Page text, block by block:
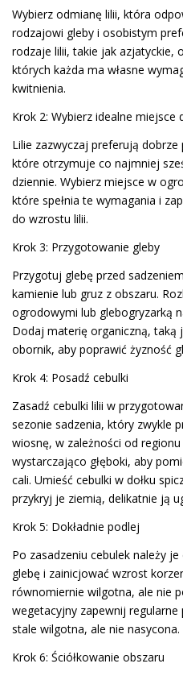
Wybierz odmianę lilii, która
rodzajowi gleby i osobistym
rodzaje lilii, takie jak azjatyckie,
których każda ma własne
kwitnienia.
Krok 2: Wybierz idealne miejsce
Lilie zazwyczaj preferują
które otrzymuje co najmniej
dziennie. Wybierz miejsce w
które spełnia te wymagania i
do wzrostu lilii.
Krok 3: Przygotowanie gleby
Przygotuj glebę przed
kamienie lub gruz z obszaru.
ogrodowymi lub glebogryzarką
Dodaj materię organiczną, taką
obornik, aby poprawić żyzność
Krok 4: Posadź cebulki
Zasadź cebulki lilii w
sezonie sadzenia, który zwykle
wiosnę, w zależności od
wystarczająco głęboki, aby
cali. Umieść cebulki w dołku
przykryj je ziemią, delikatnie ją
Krok 5: Dokładnie podlej
Po zasadzeniu cebulek należy
glebę i zainicjować wzrost
równomiernie wilgotna, ale nie
wegetacyjny zapewnij regularne
stale wilgotna, ale nie nasycona.
Krok 6: Ściółkowanie obszaru